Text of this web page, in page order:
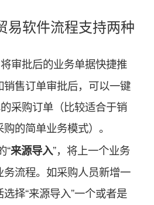
易软件流程支持两种
审批后的业务单据快捷推
售订单审批后，可以一键
采购订单（比较适合于销
的简单业务模式）。
“来源导入”，将上一个业务
流程。如采购人员新增一
择“来源导入”一个或者是